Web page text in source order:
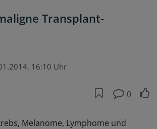
Transplant-
16:10 Uhr
0
Melanome, Lymphome und